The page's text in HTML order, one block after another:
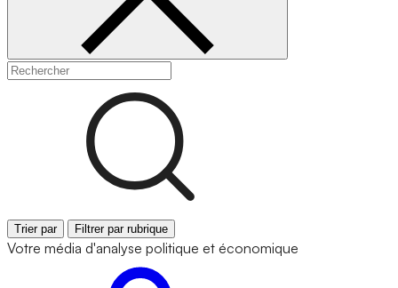
Trier par Filtrer par rubrique
Votre média d'analyse politique et économique